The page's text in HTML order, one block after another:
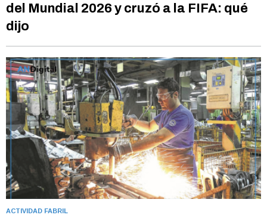
del Mundial 2026 y cruzó a la FIFA: qué
dijo
ACTIVIDAD FABRIL